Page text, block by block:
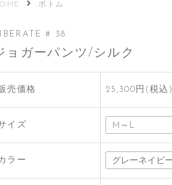
ボトム
# 38
ョガーパンツ/シルク
売価格 25,300円(税込)
イズ
ラー